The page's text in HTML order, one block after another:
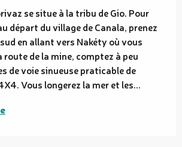
se situe à la tribu de Gio. Pour
départ du village de Canala, prenez
en allant vers Nakéty où vous
de la mine, comptez à peu
de voie sinueuse praticable de
Vous longerez la mer et les...